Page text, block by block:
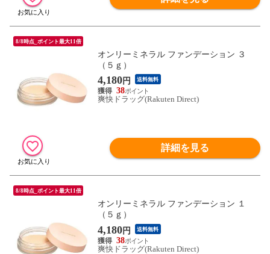
8/8時点_ポイント最大11倍
オンリーミネラル ファンデーション ３
（５ｇ）
4,180円 送料無料
38
爽快ドラッグ(Rakuten Direct)
詳細を見る
8/8時点_ポイント最大11倍
オンリーミネラル ファンデーション １
（５ｇ）
4,180円 送料無料
38
爽快ドラッグ(Rakuten Direct)